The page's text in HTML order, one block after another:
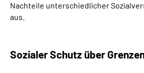
Über uns & Presse
Suche
Nachteile unterschiedlicher
aus.
Sozialer Schutz über